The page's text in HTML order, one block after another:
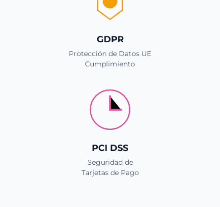
GDPR
Protección de Datos UE
Cumplimiento
PCI DSS
Seguridad de
Tarjetas de Pago